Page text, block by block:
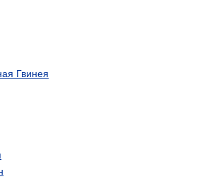
Гвинея